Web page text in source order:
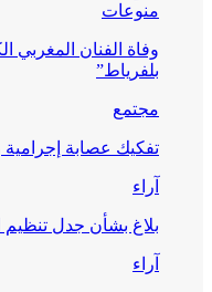
منوعات
وفاة الفنان المغربي
بلفرياط”
مجتمع
تفكيك عصابة إجرامية
آراء
بلاغ بشأن جدل تنظيم
آراء